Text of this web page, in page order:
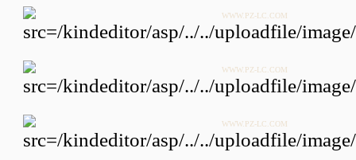
WWW.PZ-LC.COM
WWW.PZ-LC.COM
WWW.PZ-LC.COM